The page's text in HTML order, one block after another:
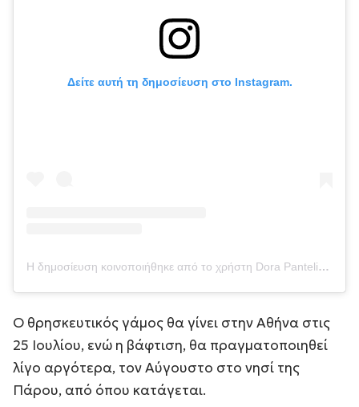
Δείτε αυτή τη δημοσίευση στο Instagram.
Η δημοσίευση κοινοποιήθηκε από το χρήστη Dora Panteli- Meramveliotaki (@dora_panteli_)
Ο θρησκευτικός γάμος θα γίνει στην Αθήνα στις
25 Ιουλίου, ενώ η βάφτιση, θα πραγματοποιηθεί
λίγο αργότερα, τον Αύγουστο στο νησί της
Πάρου, από όπου κατάγεται.